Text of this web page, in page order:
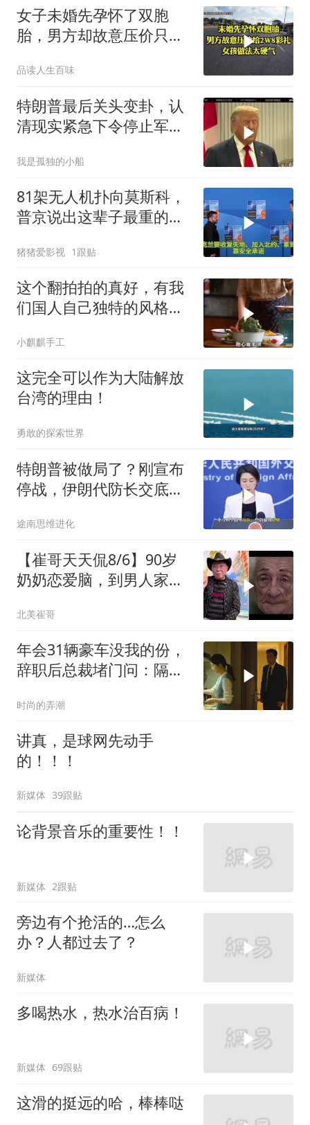
女子未婚先孕怀了双胞
胎，男方却故意压价只给
品读人生百味
特朗普最后关头变卦，认
清现实紧急下令停止军事
我是孤独的小船
81架无人机扑向莫斯科，
普京说出这辈子最重的一
猪猪爱影视 1跟贴
这个翻拍拍的真好，有我
们国人自己独特的风格魅
小麒麒手工
这完全可以作为大陆解放
台湾的理由！
勇敢的探索世界
特朗普被做局了？刚宣布
停战，伊朗代防长交底，
途南思维进化
【崔哥天天侃8/6】90岁
奶奶恋爱脑，到男人家索
北美崔哥
年会31辆豪车没我的份，
辞职后总裁堵门问：隔壁
时尚的弄潮
讲真，是球网先动手
的！！！
新媒体 39跟贴
论背景音乐的重要性！！
新媒体 2跟贴
旁边有个抢活的…怎么
办？人都过去了？
新媒体
多喝热水，热水治百病！
新媒体 69跟贴
这滑的挺远的哈，棒棒哒